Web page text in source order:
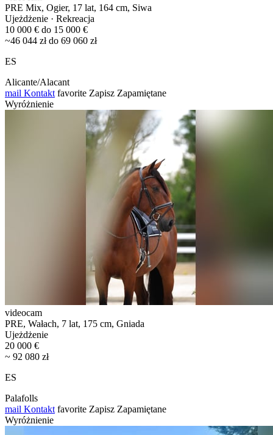
PRE Mix, Ogier, 17 lat, 164 cm, Siwa
Ujeżdżenie · Rekreacja
10 000 € do 15 000 €
~46 044 zł do 69 060 zł
ES
Alicante/Alacant
mail Kontakt favorite Zapisz Zapamiętane
Wyróżnienie
videocam
PRE, Wałach, 7 lat, 175 cm, Gniada
Ujeżdżenie
20 000 €
~ 92 080 zł
ES
Palafolls
mail Kontakt favorite Zapisz Zapamiętane
Wyróżnienie